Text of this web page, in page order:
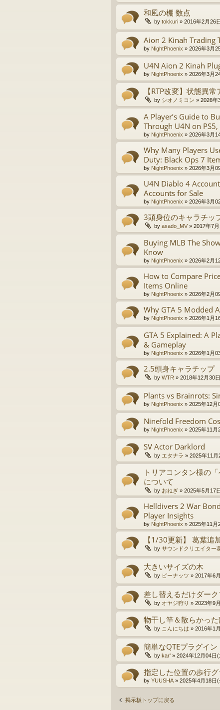
和風の棚 数点
by tokkuri » 2016年2月26
Aion 2 Kinah Trading
by NightPhoenix » 2026年3月
U4N Aion 2 Kinah
by NightPhoenix » 2026年3月
【RTP改変】状態異
by シオノミコン » 2026年
A Player’s Guide to
Through U4N on PS5,
by NightPhoenix » 2026年3月
Why Many Players
Duty: Black Ops 7
by NightPhoenix » 2026年3月
U4N Diablo 4
Accounts for Sale
by NightPhoenix » 2026年3月
3頭身位のキャラチッ
by asado_MV » 2017年7
Buying MLB The
Know
by NightPhoenix » 2026年2月
How to Compare
Items Online
by NightPhoenix » 2026年2月
Why GTA 5 Modded
by NightPhoenix » 2026年1月
GTA 5 Explained: A
& Gameplay
by NightPhoenix » 2026年1月
2.5頭身キャラチップ
by WTR » 2018年12月30
Plants vs Brainrots:
by NightPhoenix » 2025年12月
Ninefold Freedom
by NightPhoenix » 2025年11月
SV Actor Darklord
by エタナラ » 2025年11
トリアコンタン様の
について
by おねぎ » 2025年5月17
Helldivers 2 War
Player Insights
by NightPhoenix » 2025年11月
【1/30更新】 葛葉追
by サウンドクリエイター
大きいサイズの木
by ピーナッツ » 2017年6
差し替えるだけダー
by オヤジ狩り » 2023年9
物干し竿＆散らかった
by こんにちは » 2016年1
簡単なQTEプラグイン
by kar' » 2024年12月04日
指定した位置の歩行
by YUUSHA » 2025年4月18日
掲示板トップに戻る